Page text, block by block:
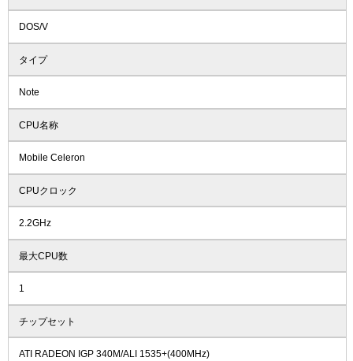
DOS/V
タイプ
Note
CPU名称
Mobile Celeron
CPUクロック
2.2GHz
最大CPU数
1
チップセット
ATI RADEON IGP 340M/ALI 1535+(400MHz)